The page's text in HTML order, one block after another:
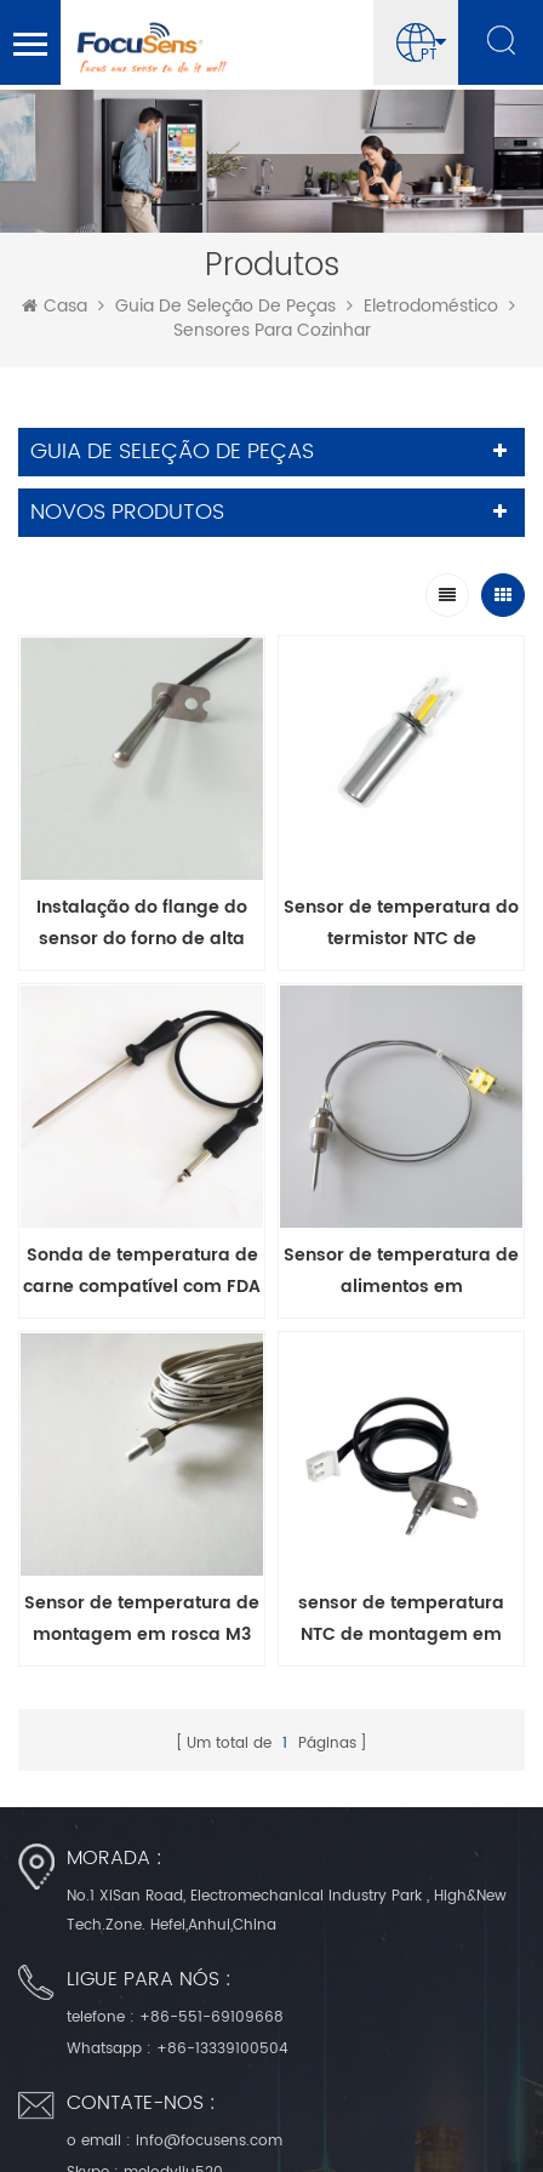
PT
Produtos
Casa Guia De Seleção De Peças
Eletrodoméstico
Sensores Para Cozinhar
GUIA DE SELEÇÃO DE PEÇAS
NOVOS PRODUTOS
Instalação do flange do
sensor do forno de alta
Sensor de temperatura do
termistor NTC de
café com casa sus304
Sonda de temperatura de
carne compatível com FDA
Sensor de temperatura de
alimentos em
Sensor de temperatura de
montagem em rosca M3
sensor de temperatura
NTC de montagem em
Um total de 1 Páginas
MORADA :
No.1 XiSan Road, Electromechanical Industry Park , High&New
Tech.Zone. Hefei,Anhui,China
LIGUE PARA NÓS :
telefone : +86-551-69109668
Whatsapp : +86-13339100504
CONTATE-NOS :
o email : info@focusens.com